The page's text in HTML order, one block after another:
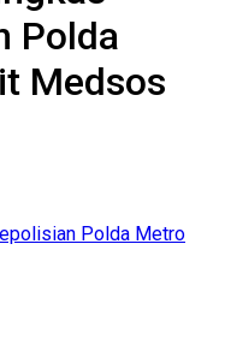
Polda
Medsos